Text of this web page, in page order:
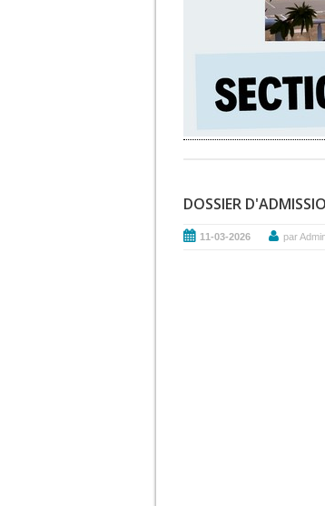
DOSSIER
11-03-2026 par